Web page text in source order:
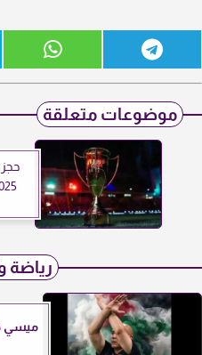
موضوعات متعلقة
رياضة
ميسي